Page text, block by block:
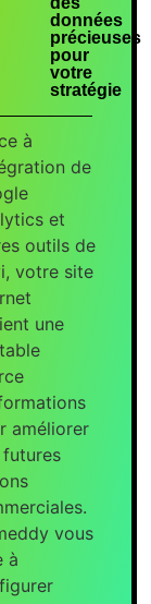
données
précieuses
pour
votre
stratégie
à
de
et
outils de
votre site
une
améliorer
vous
à